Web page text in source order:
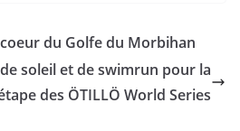
du Golfe du Morbihan
soleil et de swimrun pour la
des ÖTILLÖ World Series